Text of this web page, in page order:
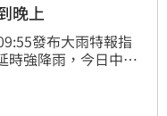
晚上
發布大雨特報指
時強降雨，今日中南